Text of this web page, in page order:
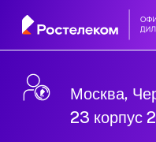
Москва,
23 корпус 2